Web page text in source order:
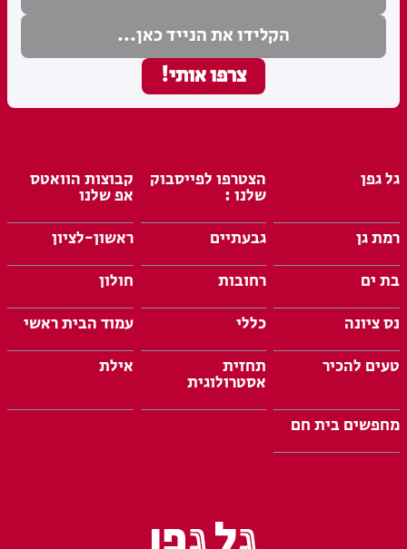
גל גפן הצטרפו לפייסבוק
שלנו :
קבוצות הוואטס
אפ שלנו
רמת גן
גבעתיים
ראשון-לציון
בת ים
רחובות
חולון
נס ציונה
כללי
עמוד הבית ראשי
טעים להכיר
תחזית
אסטרולוגית
אילת
מחפשים בית חם